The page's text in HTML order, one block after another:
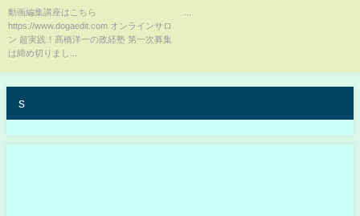
コンに隠されていた真実
動画編集講座はこちら
https://www.dogaedit.com オンラインサロ
ン 超実践！髙橋洋一の政経塾 第一次募集
は締め切りまし...
s